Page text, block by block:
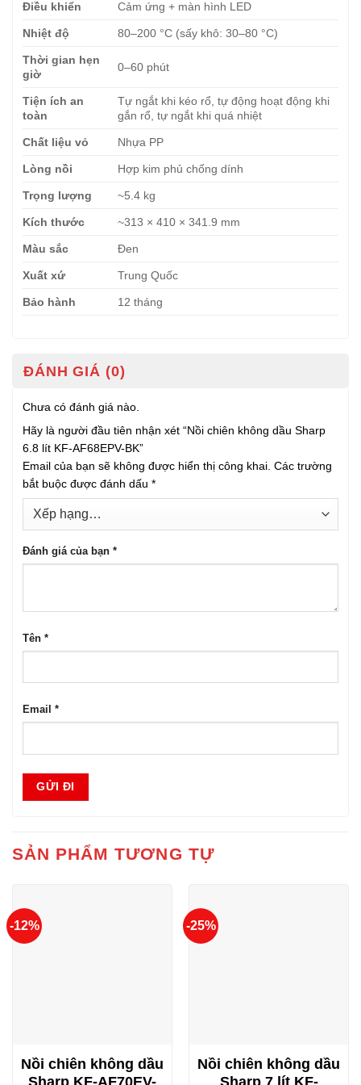
Điều khiển Cảm ứng + màn hình LED
Nhiệt độ 80–200 °C (sấy khô: 30–80 °C)
Thời gian hẹn
giờ
0–60 phút
Tiện ích an
toàn
Tự ngắt khi kéo rổ, tự động hoạt động khi
gắn rổ, tự ngắt khi quá nhiệt
Chất liệu vỏ Nhựa PP
Lòng nồi Hợp kim phủ chống dính
Trọng lượng ~5.4 kg
Kích thước ~313 × 410 × 341.9 mm
Màu sắc Đen
Xuất xứ Trung Quốc
Bảo hành 12 tháng
ĐÁNH GIÁ (0)
Chưa có đánh giá nào.
Hãy là người đầu tiên nhận xét “Nồi chiên không dầu Sharp
6.8 lít KF-AF68EPV-BK”
Email của bạn sẽ không được hiển thị công khai. Các trường
bắt buộc được đánh dấu *
Đánh giá của bạn *
Tên *
Email *
SẢN PHẨM TƯƠNG TỰ
-12%
Nồi chiên không dầu
Sharp KF-AF70EV-
-25%
Nồi chiên không dầu
Sharp 7 lít KF-